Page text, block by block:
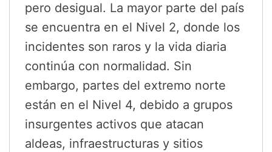
pero desigual. La mayor parte del país
se encuentra en el Nivel 2, donde los
incidentes son raros y la vida diaria
continúa con normalidad. Sin
embargo, partes del extremo norte
están en el Nivel 4, debido a grupos
insurgentes activos que atacan
aldeas, infraestructuras y sitios